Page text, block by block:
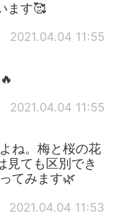
ます🥰
2021.04.04 11:55
2021.04.04 11:55
ね。梅と桜の花
見ても区別でき
てみます🌿
2021.04.04 11:53